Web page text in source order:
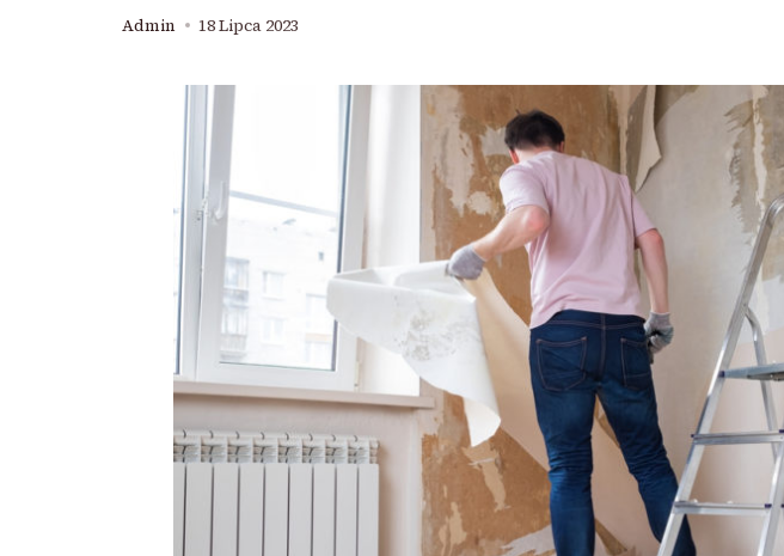
Admin 18 Lipca 2023